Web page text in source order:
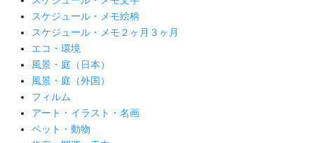
スケジュール・メモ絵柄
スケジュール・メモ２ヶ月３ヶ月
エコ・環境
風景・庭（日本）
風景・庭（外国）
フィルム
アート・イラスト・名画
ペット・動物